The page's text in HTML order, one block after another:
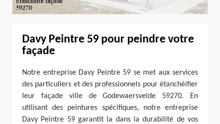
Davy Peintre 59 pour peindre votre
façade
Notre entreprise Davy Peintre 59 se met aux services
des particuliers et des professionnels pour étanchéifier
leur façade ville de Godewaersvelde 59270. En
utilisant des peintures spécifiques, notre entreprise
Davy Peintre 59 garantit la dans la durabilité de vos